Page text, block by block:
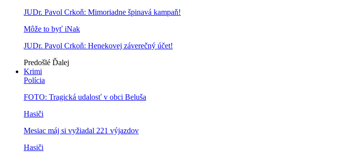
JUDr. Pavol Crkoň: Mimoriadne špinavá kampaň!
Môže to byť iNak
JUDr. Pavol Crkoň: Henekovej záverečný účet!
Predošlé Ďalej
Krimi
Polícia
FOTO: Tragická udalosť v obci Beluša
Hasiči
Mesiac máj si vyžiadal 221 výjazdov
Hasiči